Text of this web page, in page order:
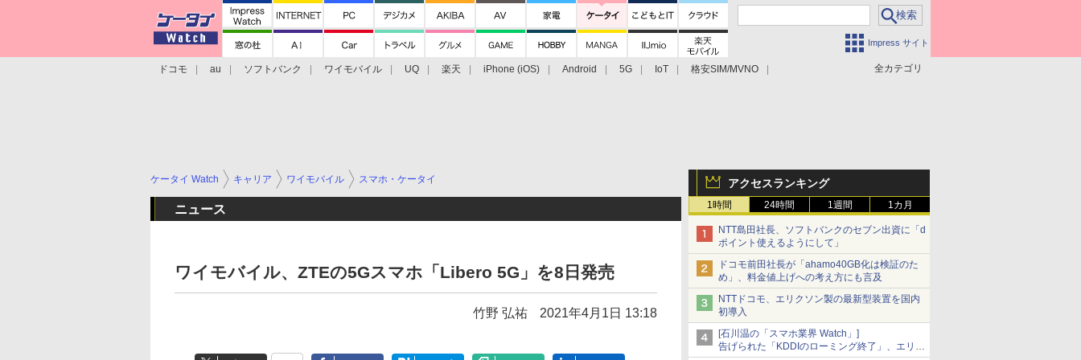
Impress サイト
全カテゴリ
ドコモ au ソフトバンク ワイモバイル UQ 楽天 iPhone (iOS) Android 5G IoT
格安SIM/MVNO
アクセスランキング
1時間 24時間 1週間 1カ月
NTT島田社長、ソフトバンクのセブン出資に「d
ポイント使えるようにして」
ドコモ前田社長が「ahamo40GB化は検証のた
め」、料金値上げへの考え方にも言及
NTTドコモ、エリクソン製の最新型装置を国内
初導入
[石川温の「スマホ業界 Watch」]
告げられた「KDDIのローミング終了」、エリア
ケータイ Watch キャリア ワイモバイル スマホ・ケータイ
ニュース
ワイモバイル、ZTEの5Gスマホ「Libero 5G」を8日発売
竹野 弘祐 2021年4月1日 13:18